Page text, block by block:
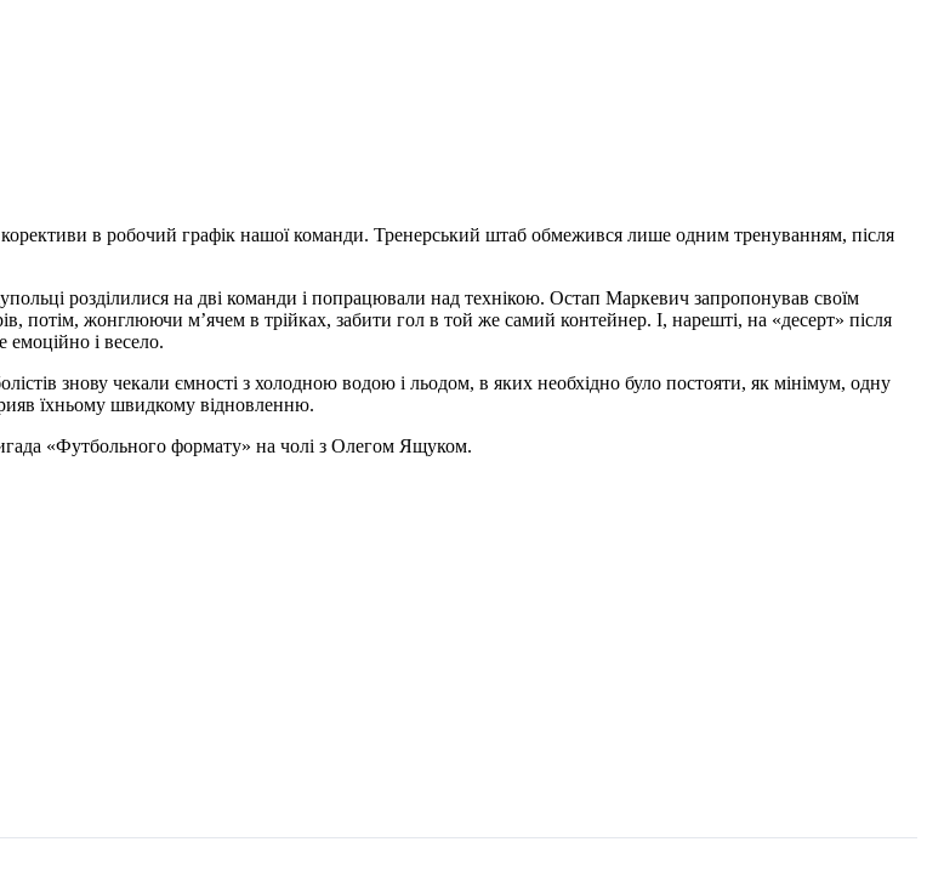
в робочий графік нашої команди. Тренерський штаб обмежився лише одним тренуванням, після
розділилися на дві команди і попрацювали над технікою. Остап Маркевич запропонував своїм
потім, жонглюючи м’ячем в трійках, забити гол в той же самий контейнер. І, нарешті, на «десерт» після
емоційно і весело.
знову чекали ємності з холодною водою і льодом, в яких необхідно було постояти, як мінімум, одну
їхньому швидкому відновленню.
«Футбольного формату» на чолі з Олегом Ящуком.